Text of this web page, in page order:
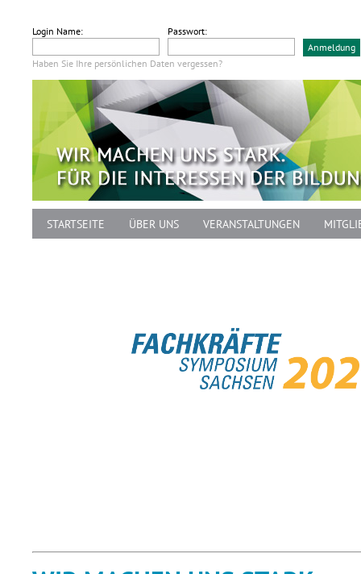
Login Name: Passwort:
Haben Sie Ihre persönlichen Daten vergessen?
STARTSEITE ÜBER UNS VERANSTALTUNGEN